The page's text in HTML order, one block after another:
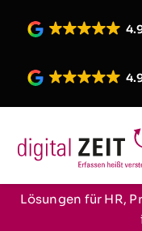
Lösungen für HR,